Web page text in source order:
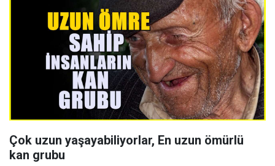
Çok uzun yaşayabiliyorlar, En uzun ömürlü
kan grubu